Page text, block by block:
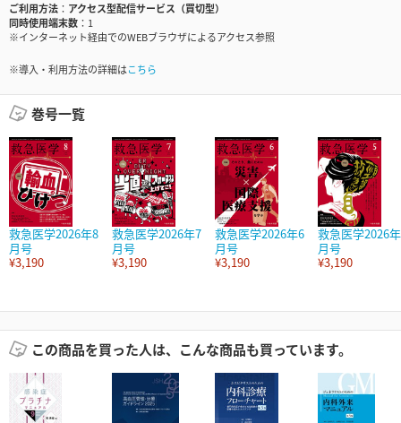
ご利用方法
アクセス型配信サービス（買切型）
同時使用端末数
1
※インターネット経由でのWEBブラウザによるアクセス参照
※導入・利用方法の詳細はこちら
巻号一覧
救急医学2026年8
月号
¥3,190
救急医学2026年7
月号
¥3,190
救急医学2026年6
月号
¥3,190
救急医学2026
月号
¥3,190
この商品を買った人は、こんな商品も買っています。